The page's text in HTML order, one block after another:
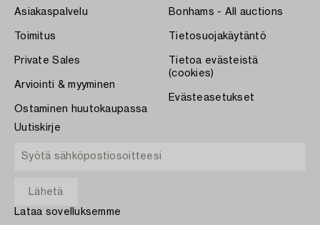
Asiakaspalvelu
Toimitus
Private Sales
Arviointi & myyminen
Ostaminen huutokaupassa
Bonhams - All auctions
Tietosuojakäytäntö
Tietoa evästeistä
(cookies)
Evästeasetukset
Uutiskirje
Lataa sovelluksemme